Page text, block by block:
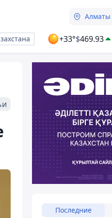
Алматы
+33°$469.93
Последние